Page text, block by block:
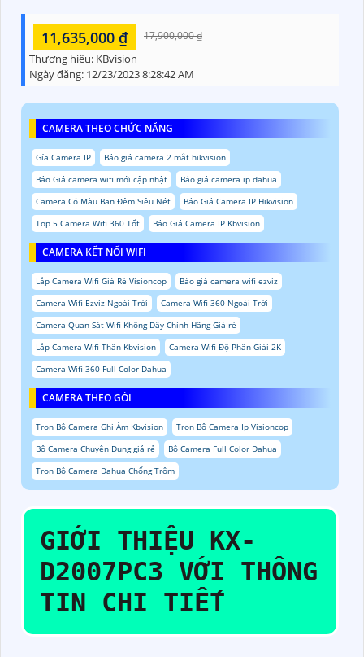
11,635,000 ₫ 17,900,000 ₫
Thương hiệu: KBvision
Ngày đăng: 12/23/2023 8:28:42 AM
CAMERA THEO CHỨC NĂNG
Gía Camera IP
Báo giá camera 2 mắt hikvision
Báo Giá camera wifi mới cập nhật
Báo giá camera ip dahua
Camera Có Màu Ban Đêm Siêu Nét
Báo Giá Camera IP Hikvision
Top 5 Camera Wifi 360 Tốt
Báo Giá Camera IP Kbvision
CAMERA KẾT NỐI WIFI
Lắp Camera Wifi Giá Rẻ Visioncop
Báo giá camera wifi ezviz
Camera Wifi Ezviz Ngoài Trời
Camera Wifi 360 Ngoài Trời
Camera Quan Sát Wifi Không Dây Chính Hãng Giá rẻ
Lắp Camera Wifi Thân Kbvision
Camera Wifi Độ Phân Giải 2K
Camera Wifi 360 Full Color Dahua
CAMERA THEO GÓI
Trọn Bộ Camera Ghi Âm Kbvision
Trọn Bộ Camera Ip Visioncop
Bộ Camera Chuyên Dụng giá rẻ
Bộ Camera Full Color Dahua
Trọn Bộ Camera Dahua Chống Trộm
GIỚI THIỆU KX-
D2007PC3 VỚI THÔNG
TIN CHI TIẾT